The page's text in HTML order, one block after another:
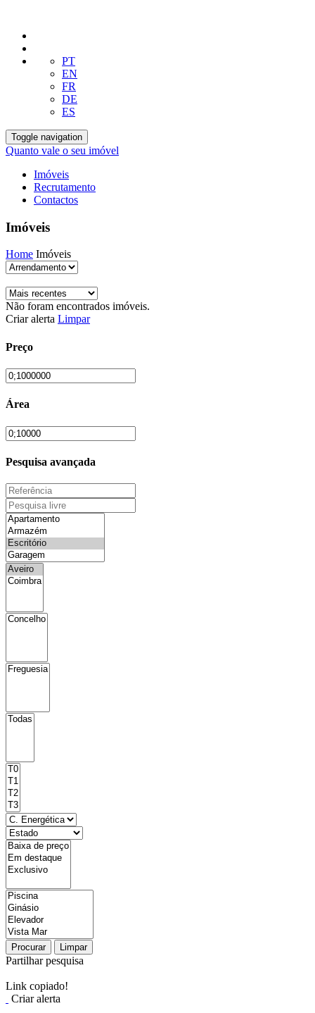
PT
EN
FR
DE
ES
Toggle navigation
Quanto vale o seu imóvel
Imóveis
Recrutamento
Contactos
Imóveis
Home Imóveis
Não foram encontrados imóveis.
Criar alerta Limpar
Preço
Área
Pesquisa avançada
Procurar Limpar
Partilhar pesquisa
Link copiado!
Criar alerta